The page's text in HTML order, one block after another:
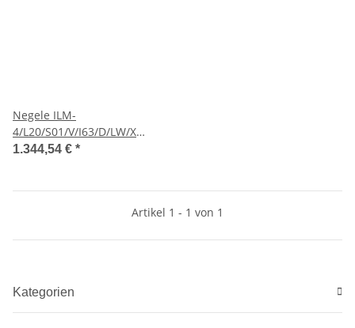
Negele ILM-
4/L20/S01/V/I63/D/LW/X
Leitfähigkeitssensor
1.344,54 € *
Artikel 1 - 1 von 1
Kategorien